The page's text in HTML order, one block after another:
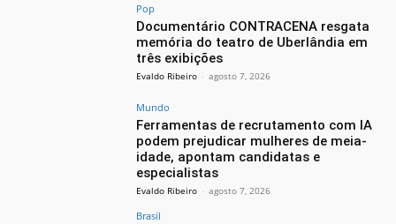
Pop
Documentário CONTRACENA resgata
memória do teatro de Uberlândia em
três exibições
Evaldo Ribeiro - agosto 7, 2026
Mundo
Ferramentas de recrutamento com IA
podem prejudicar mulheres de meia-
idade, apontam candidatas e
especialistas
Evaldo Ribeiro - agosto 7, 2026
Brasil